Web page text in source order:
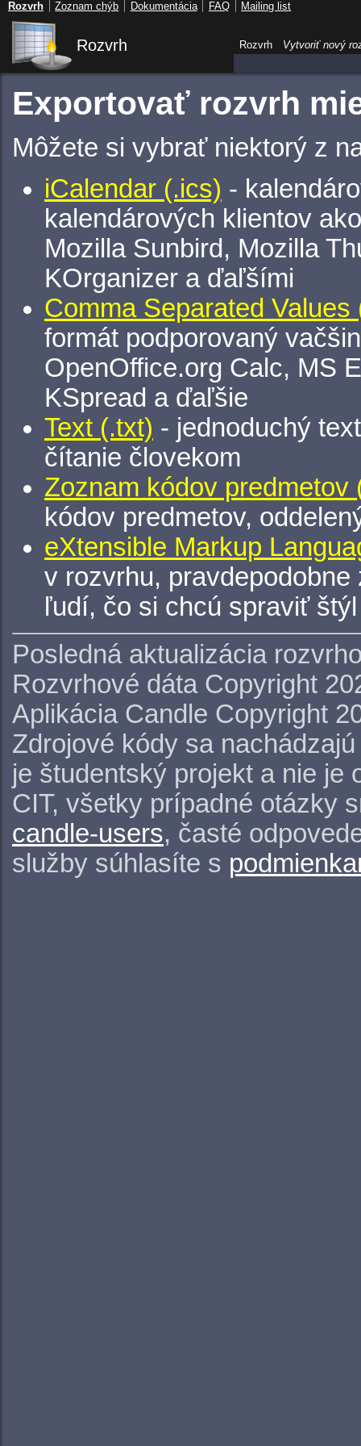
Rozvrh
Exportovať rozvrh
Môžete si vybrať niektorý z
iCalendar (.ics) -
kalendárových klientov
Mozilla Sunbird, Mozilla
KOrganizer a ďaľšími
Comma Separated Values
formát podporovaný
OpenOffice.org Calc, MS
KSpread a ďaľšie
Text (.txt) - jednoduchý
čítanie človekom
Zoznam kódov predmetov
kódov predmetov,
eXtensible Markup
v rozvrhu,
ľudí, čo si chcú spraviť
Posledná aktualizácia
Rozvrhové dáta Copyright
Aplikácia Candle Copyright
Zdrojové kódy sa
je študentský projekt a nie je
CIT, všetky prípadné otázky
candle-users, časté
služby súhlasíte s
Rozvrh Vytvoriť nový
Rozvrh Zoznam chýb Dokumentácia FAQ Mailing list